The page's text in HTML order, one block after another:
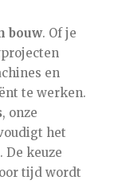
bouw. Of je
en
te werken.
, onze
het
keuze
tijd wordt